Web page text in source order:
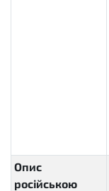
Опис
російською